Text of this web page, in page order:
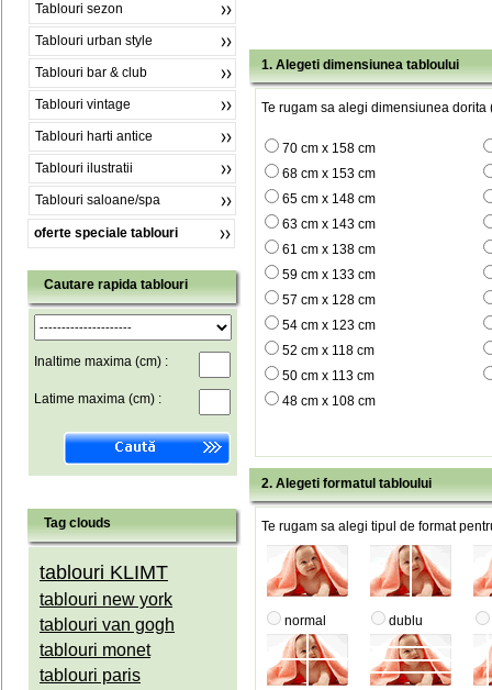
Tablouri sezon
Tablouri urban style
Tablouri bar & club
Tablouri vintage
Tablouri harti antice
Tablouri ilustratii
Tablouri saloane/spa
oferte speciale tablouri
Cautare rapida tablouri
Inaltime maxima (cm) :
Latime maxima (cm) :
Tag clouds
tablouri KLIMT
tablouri new york
tablouri van gogh
tablouri monet
tablouri paris
1. Alegeti dimensiunea tabloului
Te rugam sa alegi dimensiunea dorita
70 cm x 158 cm
68 cm x 153 cm
65 cm x 148 cm
63 cm x 143 cm
61 cm x 138 cm
59 cm x 133 cm
57 cm x 128 cm
54 cm x 123 cm
52 cm x 118 cm
50 cm x 113 cm
48 cm x 108 cm
2. Alegeti formatul tabloului
Te rugam sa alegi tipul de format
normal dublu